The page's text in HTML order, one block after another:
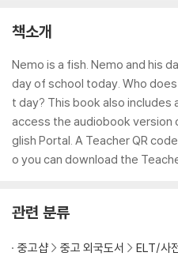
책소개
Nemo is a fish. Nemo and his
day of school today. Who
t day? This book also
access the audiobook version
glish Portal. A Teacher QR
o you can download the
관련 분류
중고샵 중고 외국도서 ELT/사